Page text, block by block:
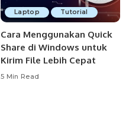
Laptop Tutorial
Cara Menggunakan Quick
Share di Windows untuk
Kirim File Lebih Cepat
5 Min Read